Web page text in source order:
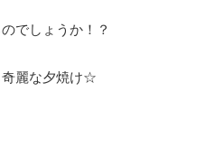
でしょうか！？
奇麗な夕焼け☆